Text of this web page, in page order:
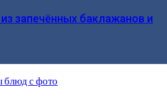
запечённых баклажанов и